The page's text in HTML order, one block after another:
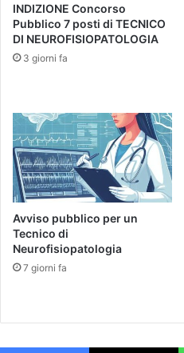
INDIZIONE Concorso
Pubblico 7 posti di TECNICO
DI NEUROFISIOPATOLOGIA
3 giorni fa
Avviso pubblico per un
Tecnico di
Neurofisiopatologia
7 giorni fa